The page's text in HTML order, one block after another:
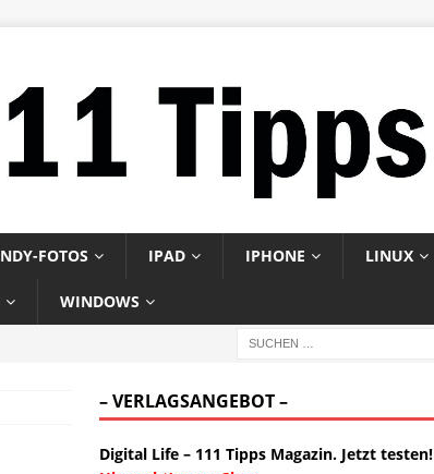
FOTOS IPAD IPHONE LINUX
WINDOWS
– VERLAGSANGEBOT –
Digital Life – 111 Tipps Magazin. Jetzt testen!